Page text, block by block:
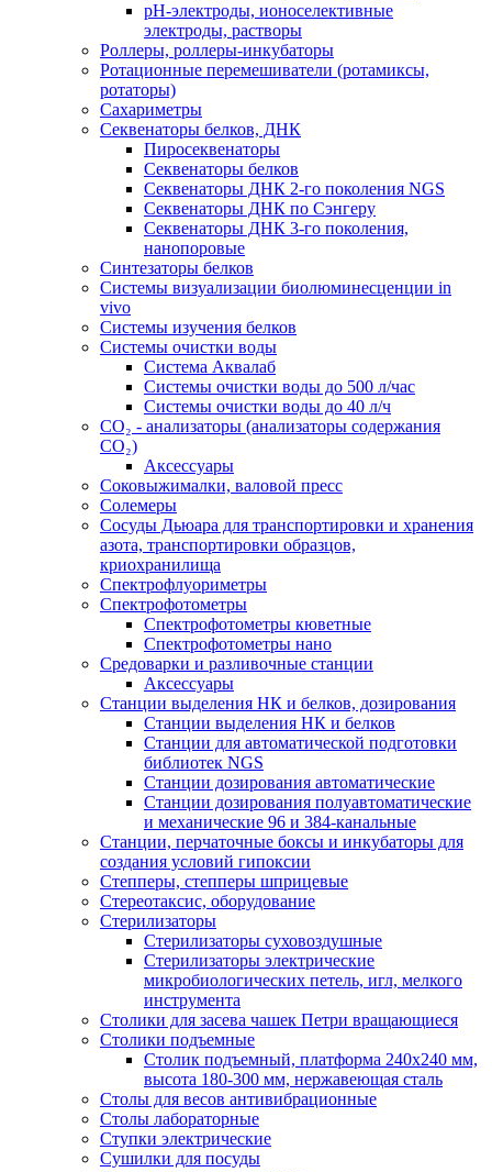
рН-электроды, ионоселективные
электроды, растворы
Роллеры, роллеры-инкубаторы
Ротационные перемешиватели (ротамиксы,
ротаторы)
Сахариметры
Секвенаторы белков, ДНК
Пиросеквенаторы
Секвенаторы белков
Секвенаторы ДНК 2-го поколения NGS
Секвенаторы ДНК по Сэнгеру
Секвенаторы ДНК 3-го поколения,
нанопоровые
Синтезаторы белков
Системы визуализации биолюминесценции in
vivo
Системы изучения белков
Системы очистки воды
Система Аквалаб
Системы очистки воды до 500 л/час
Системы очистки воды до 40 л/ч
СО₂ - анализаторы (анализаторы содержания
СО₂)
Аксессуары
Соковыжималки, валовой пресс
Солемеры
Сосуды Дьюара для транспортировки и хранения
азота, транспортировки образцов,
криохранилища
Спектрофлуориметры
Спектрофотометры
Спектрофотометры кюветные
Спектрофотометры нано
Средоварки и разливочные станции
Аксессуары
Станции выделения НК и белков, дозирования
Станции выделения НК и белков
Станции для автоматической подготовки
библиотек NGS
Станции дозирования автоматические
Станции дозирования полуавтоматические
и механические 96 и 384-канальные
Станции, перчаточные боксы и инкубаторы для
создания условий гипоксии
Степперы, степперы шприцевые
Стереотаксис, оборудование
Стерилизаторы
Стерилизаторы суховоздушные
Стерилизаторы электрические
микробиологических петель, игл, мелкого
инструмента
Столики для засева чашек Петри вращающиеся
Столики подъемные
Столик подъемный, платформа 240х240 мм,
высота 180-300 мм, нержавеющая сталь
Столы для весов антивибрационные
Столы лабораторные
Ступки электрические
Сушилки для посуды